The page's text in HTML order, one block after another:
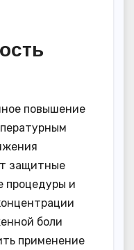
повышение
защитные
процедуры и
боли
применение